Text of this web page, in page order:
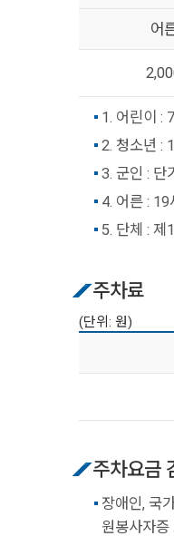
어
1. 어린이 :
2. 청소년 :
3. 군인 : 단
4. 어른 :
5. 단체 : 제
주차료
(단위: 원)
주차요금
장애인, 국
원봉사자증